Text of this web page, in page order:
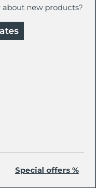
new products?
Special offers %